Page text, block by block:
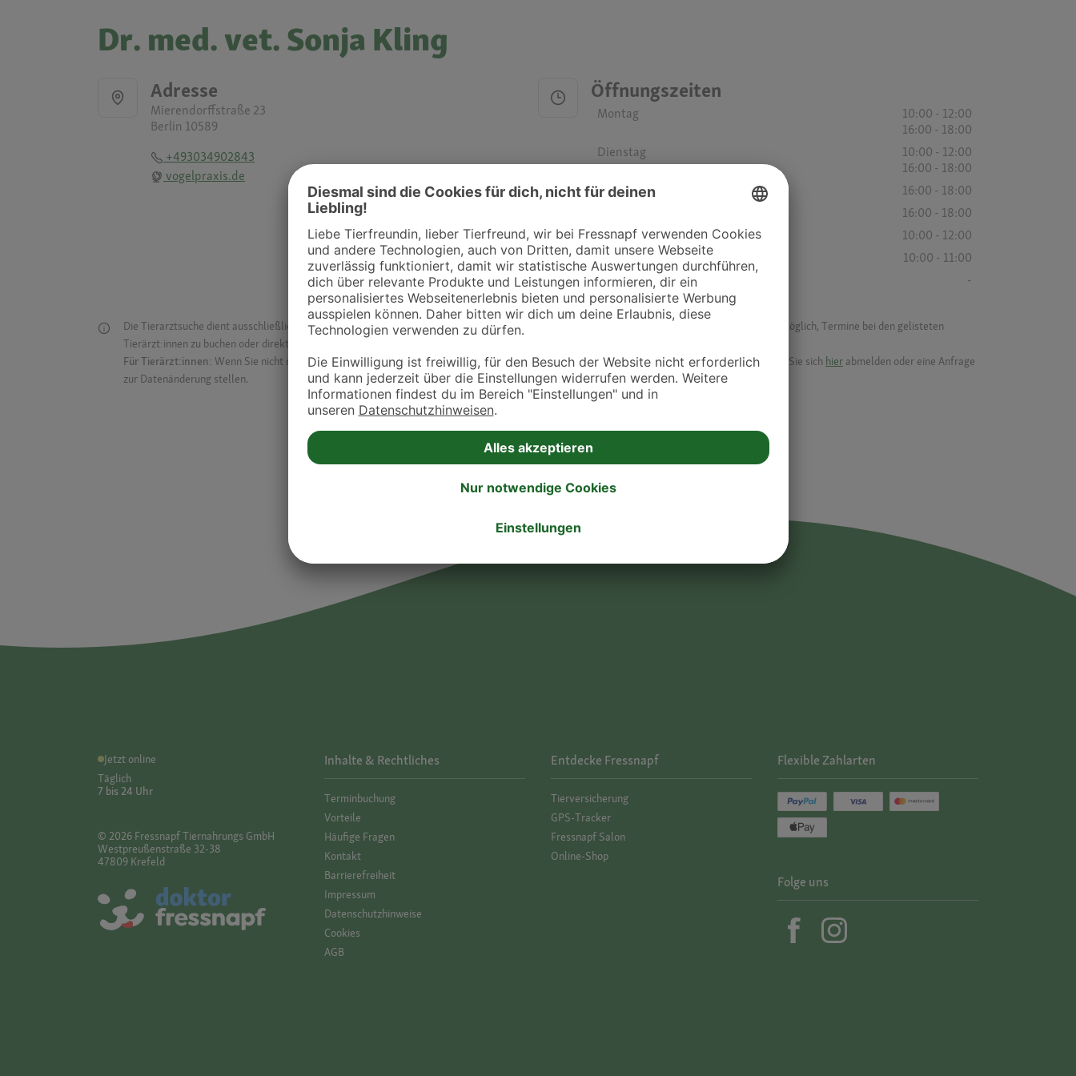
Dr. med. vet. Sonja Kling
Adresse
Mierendorffstraße 23
Berlin 10589
+493034902843
vogelpraxis.de
Öffnungszeiten
Montag
10:00 - 12:00
16:00 - 18:00
Dienstag
10:00 - 12:00
16:00 - 18:00
Mittwoch
16:00 - 18:00
16:00 - 18:00
Freitag
10:00 - 12:00
Samstag
10:00 - 11:00
Sonntag
-
Die Tierarztsuche dient ausschließlich dazu, Tierarztpraxen und Kliniken in deiner Nähe übersichtlich anzuzeigen. Über Dr. Fressnapf ist es nicht möglich, Termine bei den gelisteten
Tierärzt:innen zu buchen oder direkt mit ihnen in Kontakt zu treten. Bitte wende dich hierfür direkt an die jeweilige Praxis oder Klinik.
Für Tierärzt:innen: Wenn Sie nicht mehr auf der Dr. Fressnapf Tierarztsuche als Praxis gelistet werden oder Ihre Daten ändern möchten, können Sie sich hier abmelden oder eine Anfrage
zur Datenänderung stellen.
Jetzt online
Täglich
7 bis 24 Uhr
© 2026 Fressnapf Tiernahrungs GmbH
Westpreußenstraße 32-38
47809 Krefeld
Inhalte & Rechtliches
Termin­buchung
Vorteile
Häufige Fragen
Kontakt
Barrierefreiheit
Impressum
Datenschutz­hinweise
Cookies
AGB
Entdecke Fressnapf
Tierversicherung
GPS-Tracker
Fressnapf Salon
Online-Shop
Flexible Zahlarten
Folge uns